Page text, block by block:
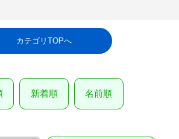
カテゴリTOPへ
新着順 名前順